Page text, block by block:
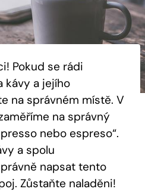
Pokud se rádi
kávy a jejího
na správném místě. V
na správný
nebo espreso“.
a spolu
napsat tento
Zůstaňte naladěni!